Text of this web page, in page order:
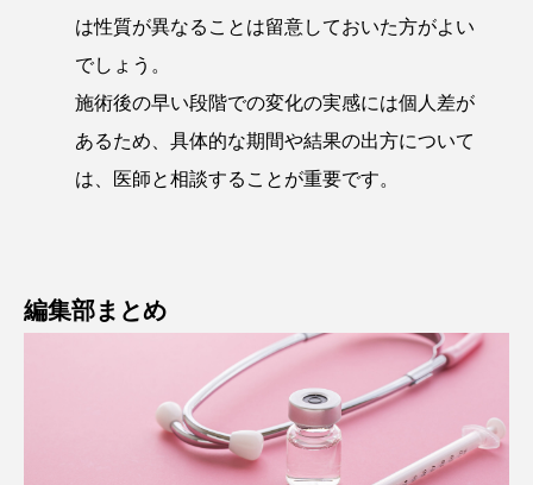
は性質が異なることは留意しておいた方がよい
でしょう。
施術後の早い段階での変化の実感には個人差が
あるため、具体的な期間や結果の出方について
は、医師と相談することが重要です。
編集部まとめ